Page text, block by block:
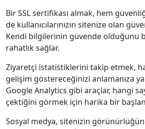
Bir SSL sertifikası almak, hem
de kullanıcılarınızın sitenize olan
Kendi bilgilerinin güvende olduğunu
rahatlık sağlar.
Ziyaretçi istatistiklerini takip etmek,
gelişim göstereceğinizi anlamanıza
Google Analytics gibi araçlar, hangi
çektiğini görmek için harika bir
Sosyal medya, sitenizin